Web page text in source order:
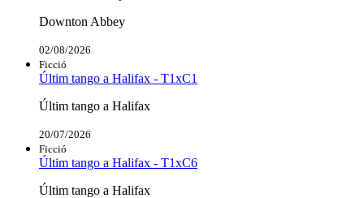
Downton Abbey
02/08/2026
Ficció
Últim tango a Halifax - T1xC1
Últim tango a Halifax
20/07/2026
Ficció
Últim tango a Halifax - T1xC6
Últim tango a Halifax